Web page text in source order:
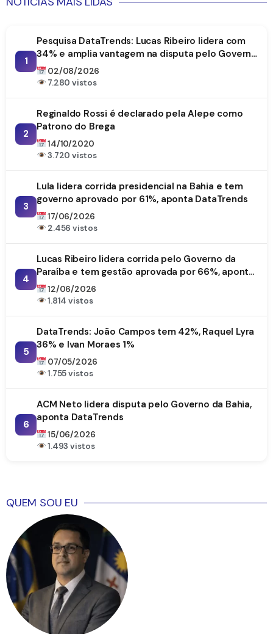
1
Pesquisa DataTrends: Lucas Ribeiro lidera com
34% e amplia vantagem na disputa pelo Governo
da Paraíba
02/08/2026
7.280 vistos
2
Reginaldo Rossi é declarado pela Alepe como
Patrono do Brega
14/10/2020
3.720 vistos
3
Lula lidera corrida presidencial na Bahia e tem
governo aprovado por 61%, aponta DataTrends
17/06/2026
2.456 vistos
4
Lucas Ribeiro lidera corrida pelo Governo da
Paraíba e tem gestão aprovada por 66%, aponta
DataTrends
12/06/2026
1.814 vistos
5
DataTrends: João Campos tem 42%, Raquel Lyra
36% e Ivan Moraes 1%
07/05/2026
1.755 vistos
6
ACM Neto lidera disputa pelo Governo da Bahia,
aponta DataTrends
15/06/2026
1.493 vistos
QUEM SOU EU